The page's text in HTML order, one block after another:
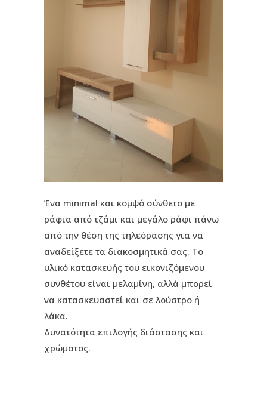
Ένα minimal και κομψό σύνθετο με
ράφια από τζάμι και μεγάλο ράφι πάνω
από την θέση της τηλεόρασης για να
αναδείξετε τα διακοσμητικά σας. Το
υλικό κατασκευής του εικονιζόμενου
συνθέτου είναι μελαμίνη, αλλά μπορεί
να κατασκευαστεί και σε λούστρο ή
λάκα.
Δυνατότητα επιλογής διάστασης και
χρώματος.